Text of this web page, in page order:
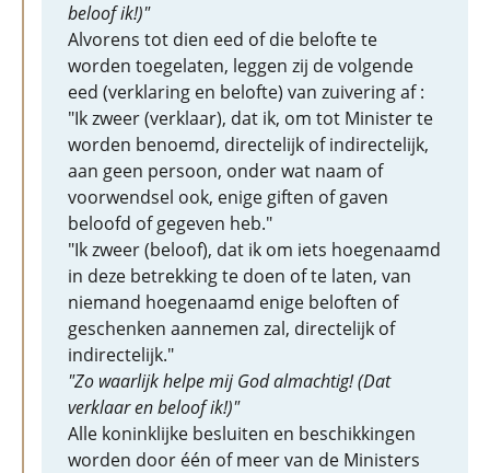
beloof ik!)"
Alvorens tot dien eed of die belofte te
worden toegelaten, leggen zij de volgende
eed (verklaring en belofte) van zuivering af :
"Ik zweer (verklaar), dat ik, om tot Minister te
worden benoemd, directelijk of indirectelijk,
aan geen persoon, onder wat naam of
voorwendsel ook, enige giften of gaven
beloofd of gegeven heb."
"Ik zweer (beloof), dat ik om iets hoegenaamd
in deze betrekking te doen of te laten, van
niemand hoegenaamd enige beloften of
geschenken aannemen zal, directelijk of
indirectelijk."
"Zo waarlijk helpe mij God almachtig! (Dat
verklaar en beloof ik!)"
Alle koninklijke besluiten en beschikkingen
worden door één of meer van de Ministers